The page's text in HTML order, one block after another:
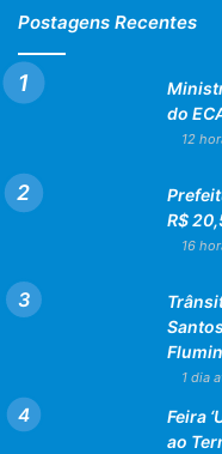
Postagens Recentes
do
12
R$
16
1 dia
Feira
ao